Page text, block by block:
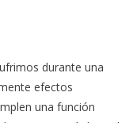
durante una
efectos
una función